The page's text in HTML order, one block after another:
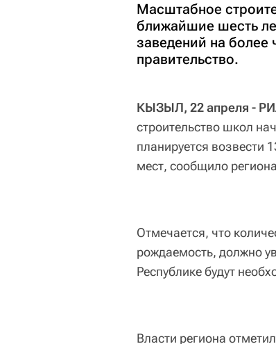
Масштабное
ближайшие шесть
заведений на
правительство.
КЫЗЫЛ, 22 апреля -
строительство школ
планируется возвести
мест, сообщило
Отмечается, что
рождаемость, должно
Республике будут
Власти региона